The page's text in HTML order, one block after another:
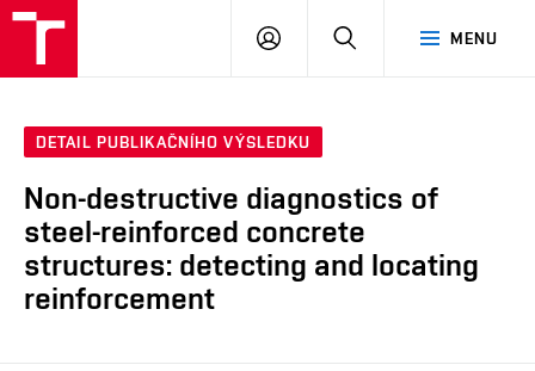
MENU
PŘIHLÁSIT
DETAIL PUBLIKAČNÍHO VÝSLEDKU
Non-destructive diagnostics of
steel-reinforced concrete
structures: detecting and locating
reinforcement